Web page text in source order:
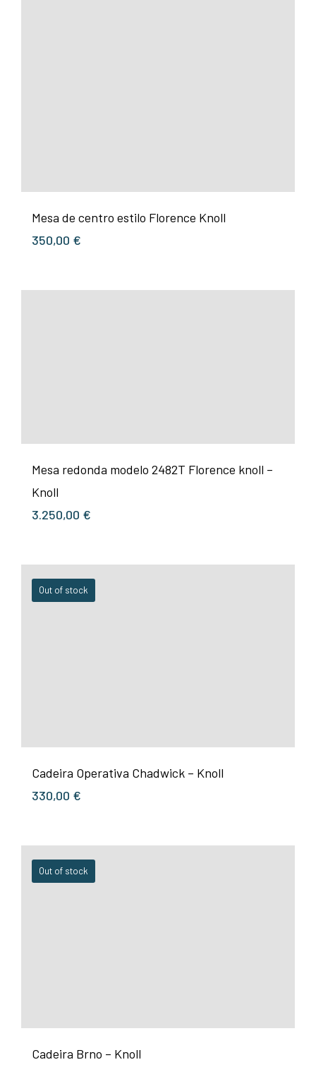
Mesa de centro estilo Florence Knoll
350,00 €
Mesa redonda modelo 2482T Florence knoll –
Knoll
3.250,00 €
Out of stock
Cadeira Operativa Chadwick – Knoll
330,00 €
Out of stock
Cadeira Brno – Knoll